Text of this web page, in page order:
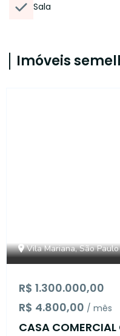
Sala
Imóveis
Vila Mariana, São
R$ 1.300.000,00
R$ 4.800,00 / mês
CASA